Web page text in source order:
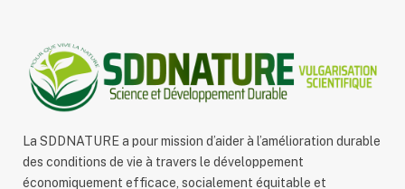
La SDDNATURE a pour mission d’aider à l’amélioration durable
des conditions de vie à travers le développement
économiquement efficace, socialement équitable et